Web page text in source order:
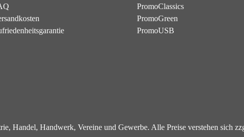
PromoClassics
PromoGreen
PromoUSB
Handel, Handwerk, Vereine und Gewerbe. Alle Preise verstehen sich